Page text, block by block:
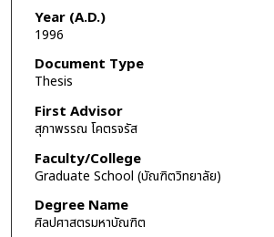
Year (A.D.)
1996
Document Type
Thesis
First Advisor
สุภาพรรณ โคตรจรัส
Faculty/College
Graduate School (บัณฑิตวิทยาลัย)
Degree Name
ศิลปศาสตรมหาบัณฑิต